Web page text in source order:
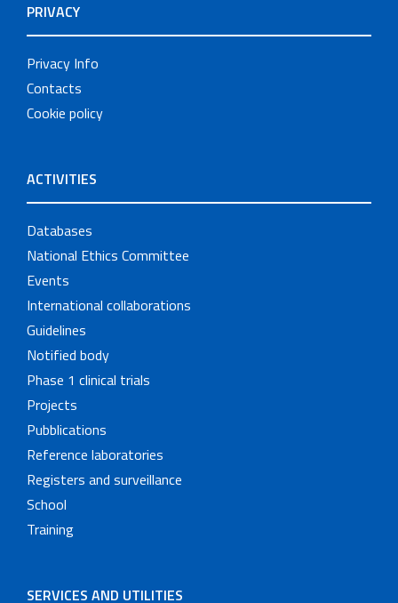
PRIVACY
Privacy Info
Contacts
Cookie policy
ACTIVITIES
Databases
National Ethics Committee
Events
International collaborations
Guidelines
Notified body
Phase 1 clinical trials
Projects
Pubblications
Reference laboratories
Registers and surveillance
School
Training
SERVICES AND UTILITIES